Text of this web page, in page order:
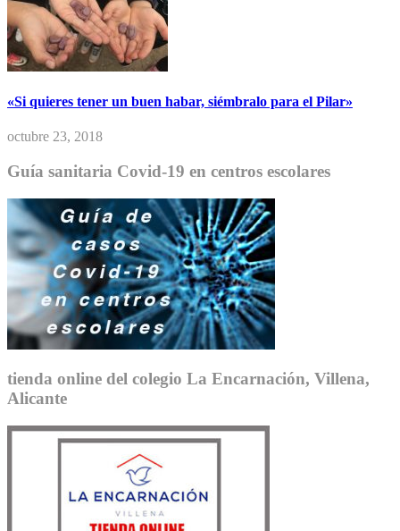
«Si quieres tener un buen habar, siémbralo para el Pilar»
octubre 23, 2018
Guía sanitaria Covid-19 en centros escolares
tienda online del colegio La Encarnación, Villena,
Alicante